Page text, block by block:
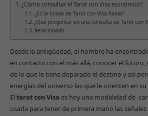
¿Cómo consultar el Tarot con Visa económico?
¿Es la tirada de Tarot con Visa fiable?
¿Qué preguntar en una consulta de Tarot con
Relacionado
Desde la antigüedad, el hombre ha
en contacto con el más allá, conocer el
de lo que le tiene deparado el destino y así
energías del universo las que le orienten en
El tarot con Visa es hoy una modalidad de
usada para tener de primera mano las